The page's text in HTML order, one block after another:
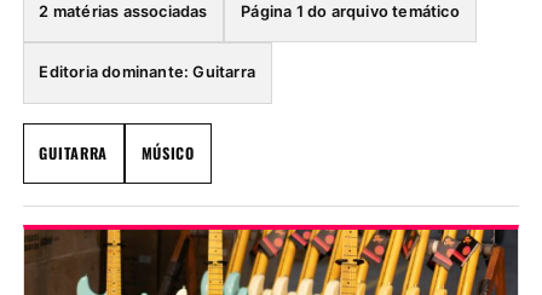
2 matérias associadas Página 1 do arquivo temático
Editoria dominante: Guitarra
GUITARRA MÚSICO